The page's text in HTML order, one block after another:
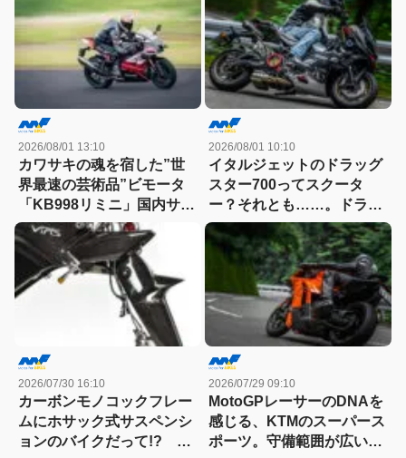
ンジンの技術とは
2026/08/01 13:10
カワサキの魂を宿した”世
界最速の芸術品”ビモータ
「KB998リミニ」国内サー
キット試乗記
2026/08/01 10:10
イタルジェットのドラッグ
スター700ってスクータ
ー？それとも……。ドラッ
グスター700ツイン・リミ
テッドエディション試乗記
2026/07/30 16:10
カーボンモノコックフレー
ムにホサック式サスペンシ
ョンのバイクだって!? ヴ
2026/07/29 09:10
MotoGPレーサーのDNAを
感じる、KTMのスーパース
ポーツ。守備範囲が広い史